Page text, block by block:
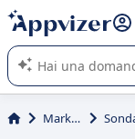
righe con
shift +
L'IA di Appvizer vi
software SaaS per
Marketing